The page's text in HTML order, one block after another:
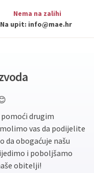
Nema na zalihi
Na upit: info@mae.hr
drugim
vas da podijelite
da obogaćuje našu
i poboljšamo
obitelji!